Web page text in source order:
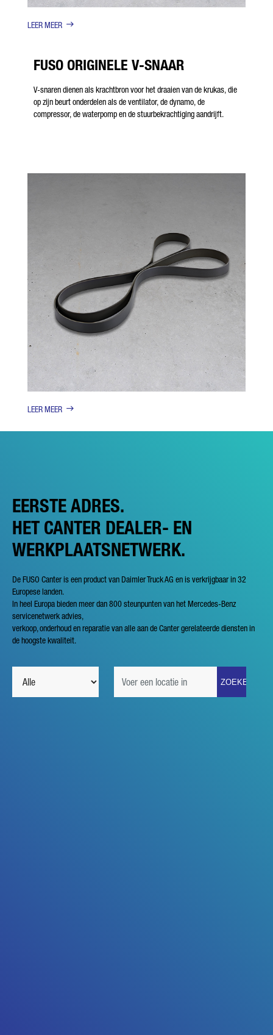
LEER MEER
FUSO ORIGINELE V-SNAAR
V-snaren dienen als krachtbron voor het draaien van de krukas, die
op zijn beurt onderdelen als de ventilator, de dynamo, de
compressor, de waterpomp en de stuurbekrachtiging aandrijft.
LEER MEER
EERSTE ADRES.
HET CANTER DEALER- EN
WERKPLAATSNETWERK.
De FUSO Canter is een product van Daimler Truck AG en is verkrijgbaar in 32
Europese landen.
In heel Europa bieden meer dan 800 steunpunten van het Mercedes-Benz
servicenetwerk advies,
verkoop, onderhoud en reparatie van alle aan de Canter gerelateerde diensten in
de hoogste kwaliteit.